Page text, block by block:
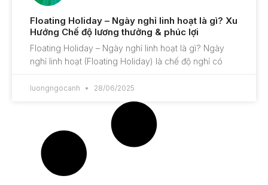
Floating Holiday – Ngày nghỉ linh hoạt là gì? Xu
Hướng Chế độ lương thưởng & phúc lợi
Floating Holiday – Ngày nghỉ linh hoạt là gì? Ngày
nghỉ linh hoạt (Floating Holiday) là chế độ nghỉ có
luongngocanh 28/06/2025